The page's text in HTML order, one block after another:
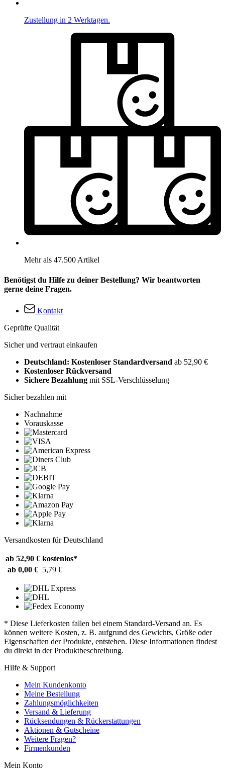
Zustellung in 2 Werktagen.
Mehr als 47.500 Artikel
Benötigst du Hilfe zu deiner Bestellung? Wir beantworten
gerne deine Fragen.
Kontakt
Geprüfte Qualität
Sicher und vertraut einkaufen
Deutschland: Kostenloser Standardversand ab 52,90 €
Kostenloser Rückversand
Sichere Bezahlung mit SSL-Verschlüsselung
Sicher bezahlen mit
Nachnahme
Vorauskasse
Versandkosten für Deutschland
ab 52,90 € kostenlos*
ab 0,00 € 5,79 €
* Diese Lieferkosten fallen bei einem Standard-Versand an. Es
können weitere Kosten, z. B. aufgrund des Gewichts, Größe oder
Eigenschaften der Produkte, entstehen. Diese Informationen findest
du direkt in der Produktbeschreibung.
Hilfe & Support
Mein Kundenkonto
Meine Bestellung
Zahlungsmöglichkeiten
Versand & Lieferung
Rücksendungen & Rückerstattungen
Aktionen & Gutscheine
Weitere Fragen?
Firmenkunden
Mein Konto